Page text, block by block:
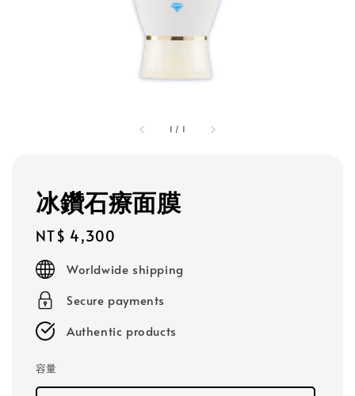
1 / 1
冰鑽石療面膜
Regular
price
NT$ 4,300
Worldwide shipping
Secure payments
Authentic products
容量